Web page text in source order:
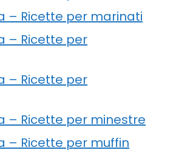
– Ricette per marinati
– Ricette per
– Ricette per
– Ricette per minestre
– Ricette per muffin